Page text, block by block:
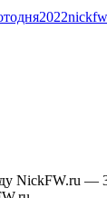
2022nickfw
—